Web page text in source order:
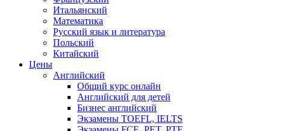
Итальянский
Математика
Русский язык и литература
Польский
Китайский
Цены
Английский
Общий курс онлайн
Английский для детей
Бизнес английский
Экзамены TOEFL, IELTS